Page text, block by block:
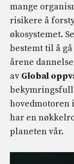
mange
risikere å
økosystemet.
bestemt til å
årene
av Global
hovedmotoren
har en
planeten vår.